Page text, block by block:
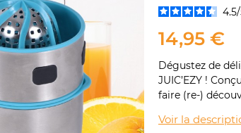
4.5/
14,95 €
Dégustez de
JUIC’EZY !
faire (re-)
Voir la